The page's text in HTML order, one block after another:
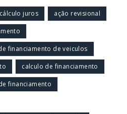
juros ação revisional
financiamento de veiculos
calculo de financiamento
financiamento